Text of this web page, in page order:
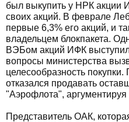
был выкупить у НРК акции
своих акций. В феврале
первые 6,3% его акций, и
владельцем блокпакета.
ВЭБом акций ИФК
вопросы министерства
целесообразность
отказался продавать
"Аэрофлота", аргументируя
Представитель ОАК,